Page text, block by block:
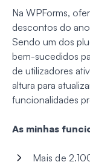
Na WPForms,
descontos do
Sendo um dos
bem-sucedidos
de utilizadores
altura para
funcionalidades
As minhas
Mais de